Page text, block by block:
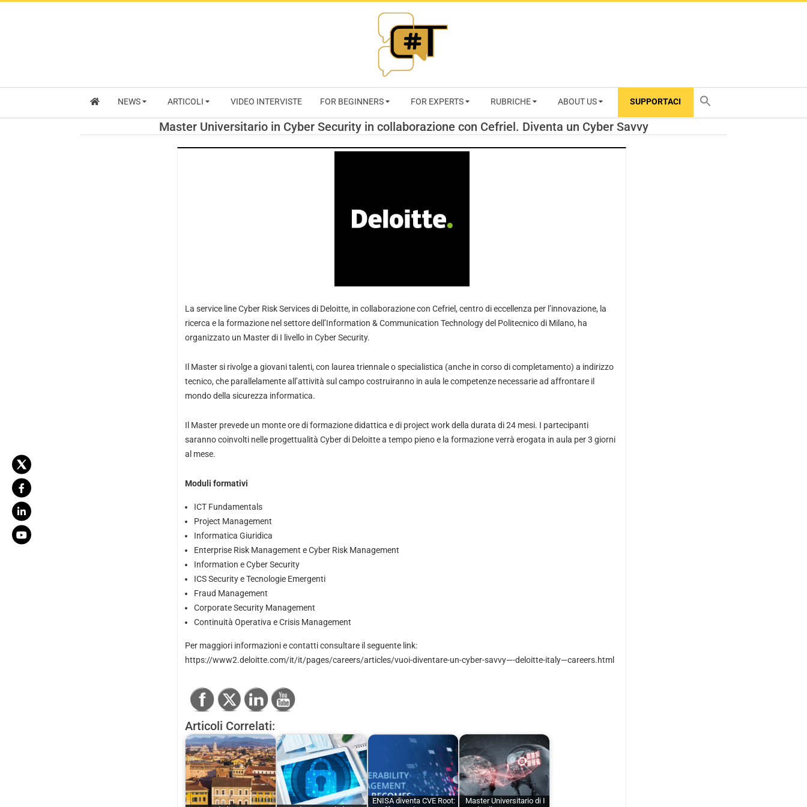
RIVISTA
CYBERSECURITY
NEWS ARTICOLI VIDEO INTERVISTE FOR BEGINNERS FOR EXPERTS RUBRICHE ABOUT US SUPPORTACI
Master Universitario in Cyber Security in collaborazione con Cefriel. Diventa un Cyber Savvy
La service line Cyber Risk Services di Deloitte, in collaborazione con Cefriel, centro di eccellenza per l’innovazione, la
ricerca e la formazione nel settore dell’Information & Communication Technology del Politecnico di Milano, ha
organizzato un Master di I livello in Cyber Security.
Il Master si rivolge a giovani talenti, con laurea triennale o specialistica (anche in corso di completamento) a indirizzo
tecnico, che parallelamente all’attività sul campo costruiranno in aula le competenze necessarie ad affrontare il
mondo della sicurezza informatica.
Il Master prevede un monte ore di formazione didattica e di project work della durata di 24 mesi. I partecipanti
saranno coinvolti nelle progettualità Cyber di Deloitte a tempo pieno e la formazione verrà erogata in aula per 3 giorni
al mese.
Moduli formativi
ICT Fundamentals
Project Management
Informatica Giuridica
Enterprise Risk Management e Cyber Risk Management
Information e Cyber Security
ICS Security e Tecnologie Emergenti
Fraud Management
Corporate Security Management
Continuità Operativa e Crisis Management
Per maggiori informazioni e contatti consultare il seguente link:
https://www2.deloitte.com/it/it/pages/careers/articles/vuoi-diventare-un-cyber-savvy—-deloitte-italy—careers.html
Articoli Correlati:
ENISA diventa CVE Root:
Master Universitario di I